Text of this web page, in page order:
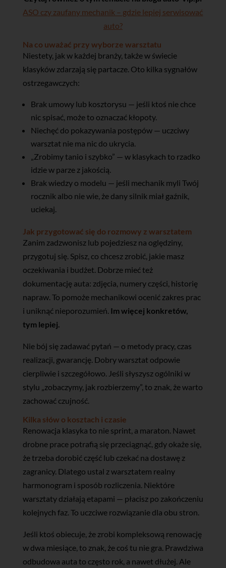
ASO czy zaufany mechanik – gdzie lepiej serwisować
auto?
Na co uważać przy wyborze warsztatu
Niestety, jak w każdej branży, także w świecie
klasyków zdarzają się partacze. Oto kilka sygnałów
ostrzegawczych:
Brak umowy lub kosztorysu — jeśli ktoś nie chce
nic spisać, może to oznaczać kłopoty.
Niechęć do pokazywania postępów — uczciwy
warsztat nie ma nic do ukrycia.
„Zrobimy tanio i szybko” — w klasykach to rzadko
idzie w parze z jakością.
Brak wiedzy o modelu — jeśli mechanik myli Twój
rocznik albo nie wie, że dany silnik miał gaźnik,
uciekaj.
Jak przygotować się do rozmowy z warsztatem
Zanim zadzwonisz lub pojedziesz na oględziny,
przygotuj się. Spisz, co chcesz zrobić, jakie masz
oczekiwania i budżet. Dobrze mieć też
dokumentację auta: zdjęcia, numery części, historię
napraw. To pomoże mechanikowi ocenić zakres prac
i uniknąć nieporozumień. Im więcej konkretów,
tym lepiej.
Nie bój się zadawać pytań — o metody pracy, czas
realizacji, gwarancję. Dobry warsztat odpowie
cierpliwie i szczegółowo. Jeśli słyszysz ogólniki w
stylu „zobaczymy, jak rozbierzemy”, to znak, że warto
zachować czujność.
Kilka słów o kosztach i czasie
Renowacja klasyka to nie sprint, a maraton. Nawet
drobne prace potrafią się przeciągnąć, gdy okaże się,
że trzeba dorobić część lub czekać na dostawę z
zagranicy. Dlatego ustal z warsztatem realny
harmonogram i sposób rozliczenia. Niektóre
warsztaty działają etapami — płacisz po zakończeniu
kolejnych faz. To uczciwe rozwiązanie dla obu stron.
Jeśli ktoś obiecuje, że zrobi kompleksową renowację
w dwa miesiące, to znak, że coś tu nie gra. Prawdziwa
odbudowa auta to często rok, a nawet dłużej. Ale